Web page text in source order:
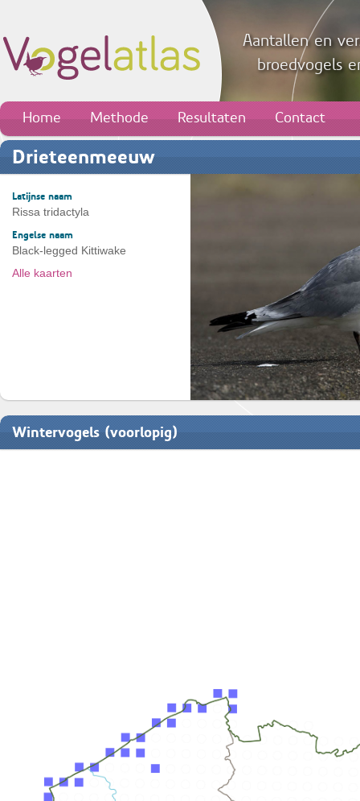
Aantallen en
broedvogels
Home Methode Resultaten Contact
Drieteenmeeuw
Latijnse naam
Rissa tridactyla
Engelse naam
Black-legged Kittiwake
Alle kaarten
Wintervogels (voorlopig)